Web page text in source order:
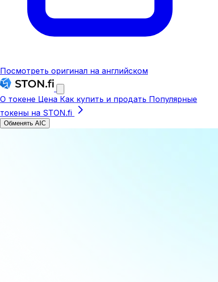
Посмотреть оригинал на английском
О токене Цена Как купить и продать Популярные
токены на STON.fi
Обменять AIC